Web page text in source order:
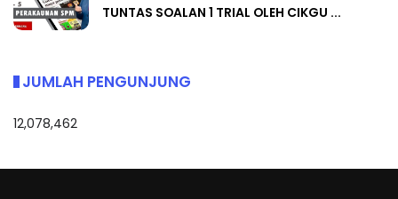
TUNTAS SOALAN 1 TRIAL OLEH CIKGU ...
JUMLAH PENGUNJUNG
12,078,462